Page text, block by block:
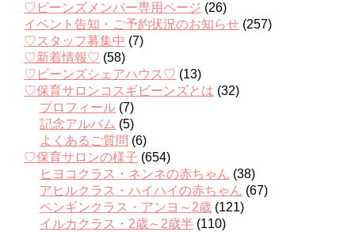
♡ビーンズメンバー専用ページ (26)
イベント告知・ご予約状況のお知らせ (257)
♡スタッフ募集中 (7)
♡新着情報♡ (58)
♡ビーンズシェアハウス♡ (13)
♡保育サロンコスギビーンズとは (32)
プロフィール (7)
記念アルバム (5)
よくあるご質問 (6)
♡保育サロンの様子 (654)
ヒヨコクラス・ネンネの赤ちゃん (38)
アヒルクラス・ハイハイの赤ちゃん (67)
ペンギンクラス・アンヨ～2歳 (121)
イルカクラス・2歳～2歳半 (110)